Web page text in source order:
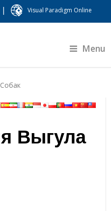
| Visual Paradigm Online
Menu
Выгула